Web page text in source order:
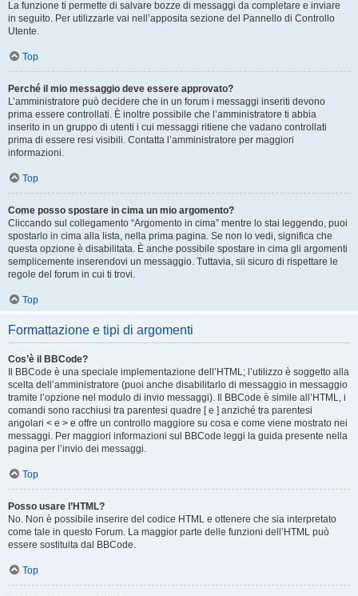
La funzione ti permette di salvare bozze di messaggi da completare e inviare
in seguito. Per utilizzarle vai nell’apposita sezione del Pannello di Controllo
Utente.
Top
Perché il mio messaggio deve essere approvato?
L’amministratore può decidere che in un forum i messaggi inseriti devono
prima essere controllati. È inoltre possibile che l’amministratore ti abbia
inserito in un gruppo di utenti i cui messaggi ritiene che vadano controllati
prima di essere resi visibili. Contatta l’amministratore per maggiori
informazioni.
Top
Come posso spostare in cima un mio argomento?
Cliccando sul collegamento “Argomento in cima” mentre lo stai leggendo, puoi
spostarlo in cima alla lista, nella prima pagina. Se non lo vedi, significa che
questa opzione è disabilitata. È anche possibile spostare in cima gli argomenti
semplicemente inserendovi un messaggio. Tuttavia, sii sicuro di rispettare le
regole del forum in cui ti trovi.
Top
Formattazione e tipi di argomenti
Cos’è il BBCode?
Il BBCode è una speciale implementazione dell’HTML; l’utilizzo è soggetto alla
scelta dell’amministratore (puoi anche disabilitarlo di messaggio in messaggio
tramite l’opzione nel modulo di invio messaggi). Il BBCode è simile all’HTML, i
comandi sono racchiusi tra parentesi quadre [ e ] anziché tra parentesi
angolari < e > e offre un controllo maggiore su cosa e come viene mostrato nei
messaggi. Per maggiori informazioni sul BBCode leggi la guida presente nella
pagina per l’invio dei messaggi.
Top
Posso usare l’HTML?
No. Non è possibile inserire del codice HTML e ottenere che sia interpretato
come tale in questo Forum. La maggior parte delle funzioni dell’HTML può
essere sostituita dal BBCode.
Top